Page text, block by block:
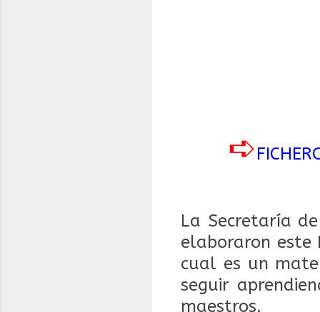
➪
La Secretaría
elaboraron este
cual es un
seguir
maestros.